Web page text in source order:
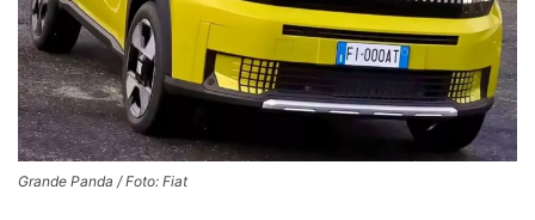
Grande Panda / Foto: Fiat